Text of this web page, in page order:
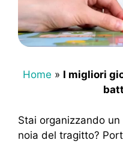
Home » I migliori
Stai organizzando
noia del tragitto?